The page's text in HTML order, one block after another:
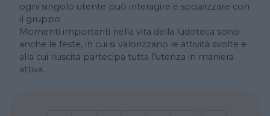
ogni singolo utente può interagire e socializzare con
il gruppo.
Momenti importanti nella vita della ludoteca sono
anche le feste, in cui si valorizzano le attività svolte e
alla cui riuscita partecipa tutta l’utenza in maniera
attiva.